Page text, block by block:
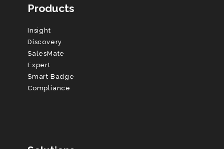
Products
Insight
Discovery
SalesMate
Expert
Smart Badge
Compliance